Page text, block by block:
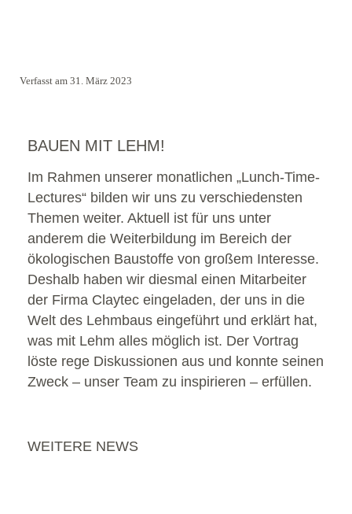
Verfasst am 31. März 2023
BAUEN MIT LEHM!
Im Rahmen unserer monatlichen „Lunch-Time-
Lectures“ bilden wir uns zu verschiedensten
Themen weiter. Aktuell ist für uns unter
anderem die Weiterbildung im Bereich der
ökologischen Baustoffe von großem Interesse.
Deshalb haben wir diesmal einen Mitarbeiter
der Firma Claytec eingeladen, der uns in die
Welt des Lehmbaus eingeführt und erklärt hat,
was mit Lehm alles möglich ist. Der Vortrag
löste rege Diskussionen aus und konnte seinen
Zweck – unser Team zu inspirieren – erfüllen.
WEITERE NEWS